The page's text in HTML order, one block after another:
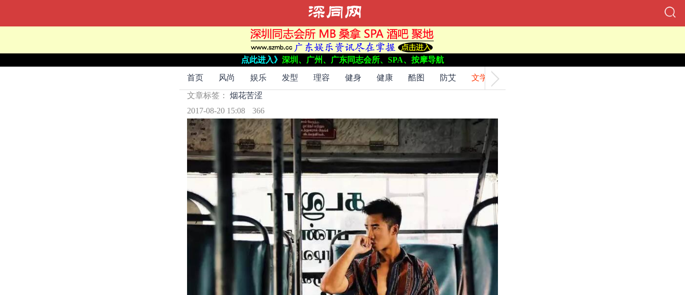
点此进入》 深圳、广州、广东同志会所、SPA、按摩导航
首页 风尚 娱乐 发型 理容 健身 健康 酷图 防艾 文学
烟花苦涩
苦涩的烟花
文章标签： 烟花苦涩
2017-08-20 15:08
366